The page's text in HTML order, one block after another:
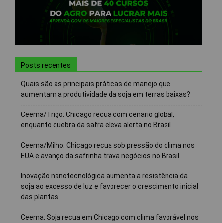
Posts recentes
Quais são as principais práticas de manejo que
aumentam a produtividade da soja em terras baixas?
Ceema/Trigo: Chicago recua com cenário global,
enquanto quebra da safra eleva alerta no Brasil
Ceema/Milho: Chicago recua sob pressão do clima nos
EUA e avanço da safrinha trava negócios no Brasil
Inovação nanotecnológica aumenta a resistência da
soja ao excesso de luz e favorecer o crescimento inicial
das plantas
Ceema: Soja recua em Chicago com clima favorável nos